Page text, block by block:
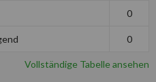
0
0
Vollständige Tabelle ansehen